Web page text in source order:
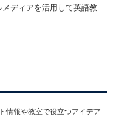
ディアを活用して英語教
情報や教室で役立つアイデア